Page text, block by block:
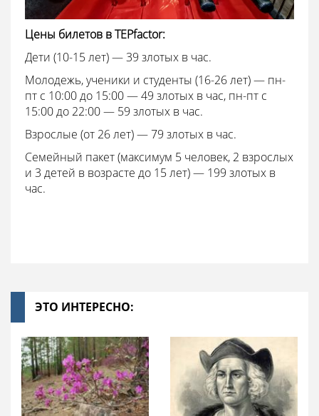
Цены билетов в TEPfactor:
Дети (10-15 лет) — 39 злотых в час.
Молодежь, ученики и студенты (16-26 лет) — пн-
пт с 10:00 до 15:00 — 49 злотых в час, пн-пт с
15:00 до 22:00 — 59 злотых в час.
Взрослые (от 26 лет) — 79 злотых в час.
Семейный пакет (максимум 5 человек, 2 взрослых
и 3 детей в возрасте до 15 лет) — 199 злотых в
час.
ЭТО ИНТЕРЕСНО: